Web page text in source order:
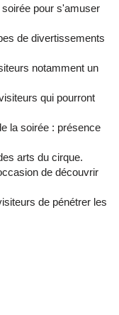
pour s'amuser
de divertissements
notamment un
qui pourront
la soirée : présence
arts du cirque.
de découvrir
de pénétrer les